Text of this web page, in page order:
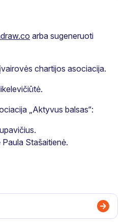
arba sugeneruoti
chartijos asociacija.
„Aktyvus balsas“:
Stašaitienė.